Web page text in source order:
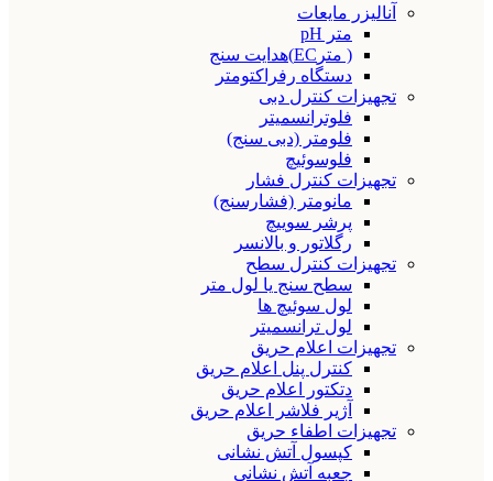
آنالیزر مایعات
متر pH
( مترEC)هدایت سنج
دستگاه رفراکتومتر
تجهیزات کنترل دبی
فلوترانسمیتر
فلومتر (دبی سنج)
فلوسوئیچ
تجهیزات کنترل فشار
مانومتر (فشارسنج)
پرشر سوییچ
رگلاتور و بالانسر
تجهیزات کنترل سطح
سطح سنج یا لول متر
لول سوئیچ ها
لول ترانسمیتر
تجهیزات اعلام حریق
کنترل پنل اعلام حریق
دتکتور اعلام حریق
آژیر فلاشر اعلام حریق
تجهیزات اطفاء حریق
کپسول آتش نشانی
جعبه آتش نشانی